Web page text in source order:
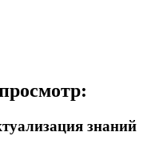
знаний